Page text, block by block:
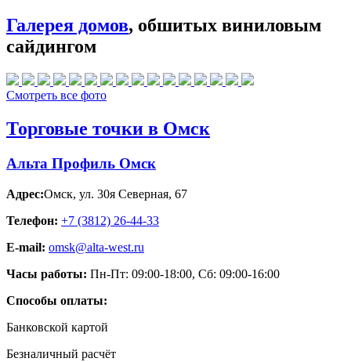
Галерея домов, обшитых виниловым
сайдингом
Смотреть все фото
Торговые точки в Омск
Альта Профиль Омск
Адрес:Омск, ул. 30я Северная, 67
Телефон: +7 (3812) 26‑44-33
E-mail: omsk@alta-west.ru
Часы работы: Пн-Пт: 09:00-18:00, Сб: 09:00-16:00
Способы оплаты:
Банковской картой
Безналичный расчёт